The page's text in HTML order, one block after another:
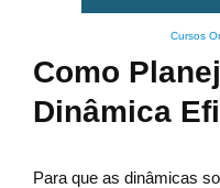
Cursos
Como
Dinâmica
Para que as dinâmicas